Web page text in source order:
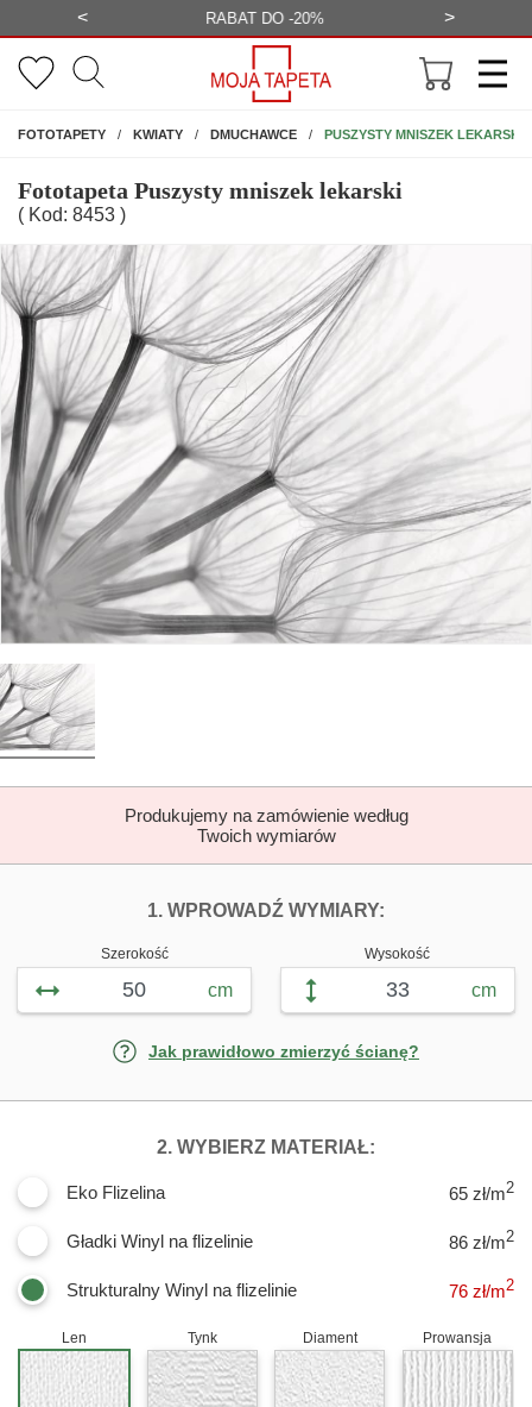
< BEZPŁATNA WIZUALIZACJA >
FOTOTAPETYNA ŚCIANĘ
KWIATY DMUCHAWCE PUSZYSTY MNISZEK LEKARSKI
Fototapeta Puszysty mniszek lekarski
( Kod: 8453 )
Produkujemy na zamówienie według
Twoich wymiarów
1. WPROWADŹ WYMIARY:
Szerokość
cm
Wysokość
cm
Jak prawidłowo zmierzyć ścianę?
2. WYBIERZ MATERIAŁ:
Eko Flizelina 65 zł/m2
Gładki Winyl na flizelinie 86 zł/m2
Strukturalny Winyl na flizelinie 76 zł/m2
Len Tynk Diament Prowansja